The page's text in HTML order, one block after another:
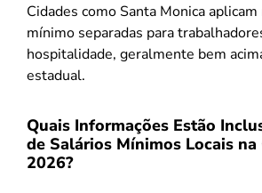
Cidades como Santa Monica
mínimo separadas para
hospitalidade, geralmente bem
estadual.
Quais Informações Estão
de Salários Mínimos Locais
2026?